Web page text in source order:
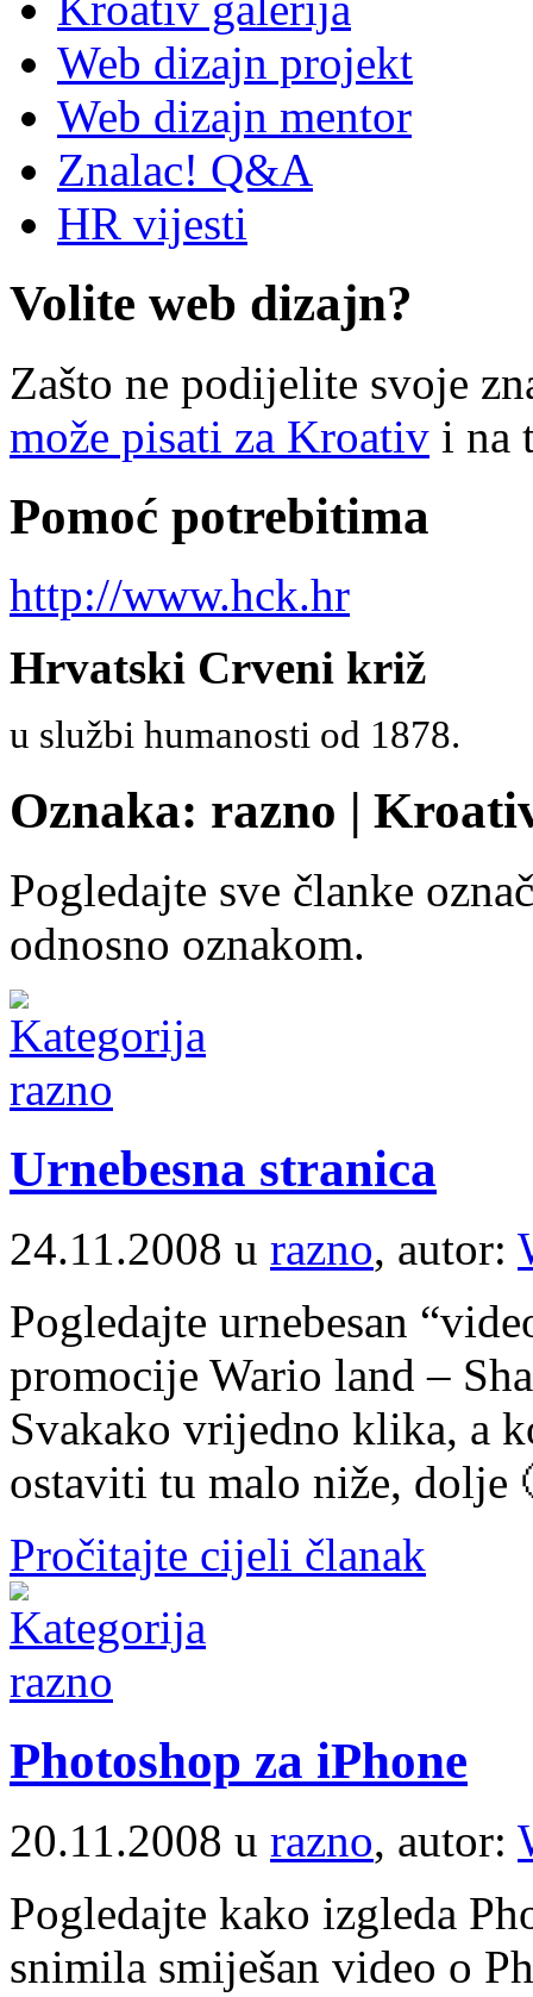
Web dizajn projekt
Web dizajn mentor
Znalac! Q&A
HR vijesti
Volite web dizajn?
Zašto ne podijelite svoje
može pisati za Kroativ i na
Pomoć potrebitima
http://www.hck.hr
Hrvatski Crveni križ
u službi humanosti od 1878.
Oznaka: razno |
Pogledajte sve članke
odnosno oznakom.
Urnebesna stranica
24.11.2008 u razno, autor:
Pogledajte urnebesan
promocije Wario land –
Svakako vrijedno klika, a
ostaviti tu malo niže,
Pročitajte cijeli članak
Photoshop za iPhone
20.11.2008 u razno, autor:
Pogledajte kako izgleda
snimila smiješan video o